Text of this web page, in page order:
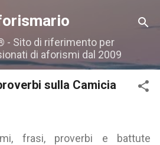
contenuti principali
- Sito di riferimento per
di aforismi dal 2009
sulla Camicia
frasi, proverbi e battute